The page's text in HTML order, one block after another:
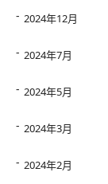
2024年12月
2024年7月
2024年5月
2024年3月
2024年2月